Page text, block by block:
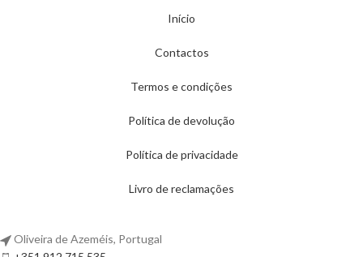
Início
Contactos
Termos e condições
Política de devolução
Política de privacidade
Livro de reclamações
Oliveira de Azeméis, Portugal